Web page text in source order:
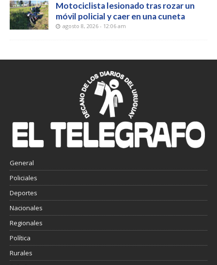
Motociclista lesionado tras rozar un
móvil policial y caer en una cuneta
agosto 8, 2026 - 12:06 am
General
Policiales
Deportes
Nacionales
Regionales
Política
Rurales